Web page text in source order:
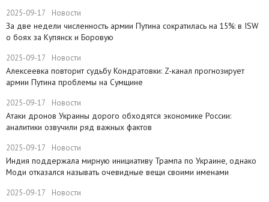
2025-09-17 Новости
​За две недели численность армии Путина сократилась на 15%: в ISW
о боях за Купянск и Боровую
2025-09-17 Новости
​Алексеевка повторит судьбу Кондратовки: Z-канал прогнозирует
армии Путина проблемы на Сумщине
2025-09-17 Новости
​Атаки дронов Украины дорого обходятся экономике России:
аналитики озвучили ряд важных фактов
2025-09-17 Новости
​Индия поддержала мирную инициативу Трампа по Украине, однако
Моди отказался называть очевидные вещи своими именами
2025-09-17 Новости